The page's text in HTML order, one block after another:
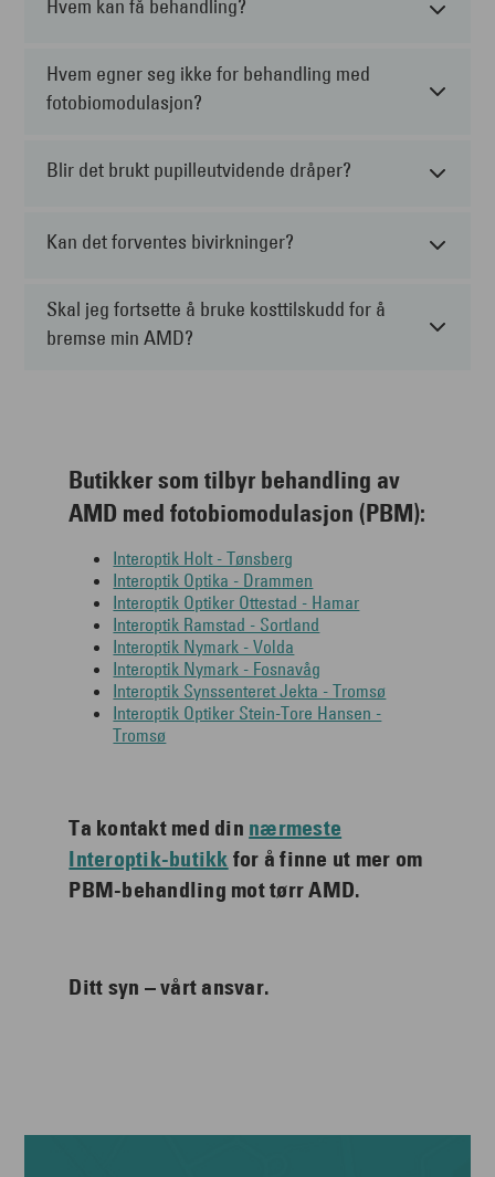
Hvem kan få behandling?
Hvem egner seg ikke for behandling med
fotobiomodulasjon?
Blir det brukt pupilleutvidende dråper?
Kan det forventes bivirkninger?
Skal jeg fortsette å bruke kosttilskudd for å
bremse min AMD?
Butikker som tilbyr behandling av
AMD med fotobiomodulasjon (PBM):
Interoptik Holt - Tønsberg
Interoptik Optika - Drammen
Interoptik Optiker Ottestad - Hamar
Interoptik Ramstad - Sortland
Interoptik Nymark - Volda
Interoptik Nymark - Fosnavåg
Interoptik Synssenteret Jekta - Tromsø
Interoptik Optiker Stein-Tore Hansen -
Tromsø
Ta kontakt med din nærmeste
Interoptik-butikk for å finne ut mer om
PBM-behandling mot tørr AMD.
Ditt syn – vårt ansvar.